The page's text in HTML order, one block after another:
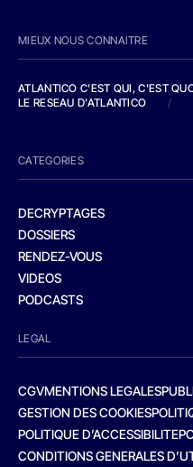
MIEUX NOUS CONNAITRE
ATLANTICO C'EST QUI, C'EST
LE RESEAU D'ATLANTICO
/
CATEGORIES
DECRYPTAGES
DOSSIERS
RENDEZ-VOUS
VIDEOS
PODCASTS
LEGAL
CGVMENTIONS LEGALES
GESTION DES COOKIES
POLITIQUE D’ACCESSIBILITE
CONDITIONS GENERALES